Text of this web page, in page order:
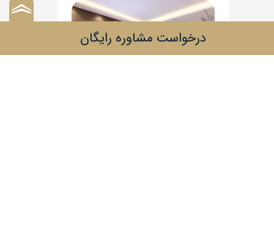
درخواست مشاوره رایگان